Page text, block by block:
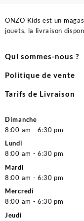
ONZO Kids est un
jouets, la livraison
Qui sommes-nous ?
Politique de vente
Tarifs de Livraison
Dimanche
8:00 am - 6:30 pm
Lundi
8:00 am - 6:30 pm
Mardi
8:00 am - 6:30 pm
Mercredi
8:00 am - 6:30 pm
Jeudi